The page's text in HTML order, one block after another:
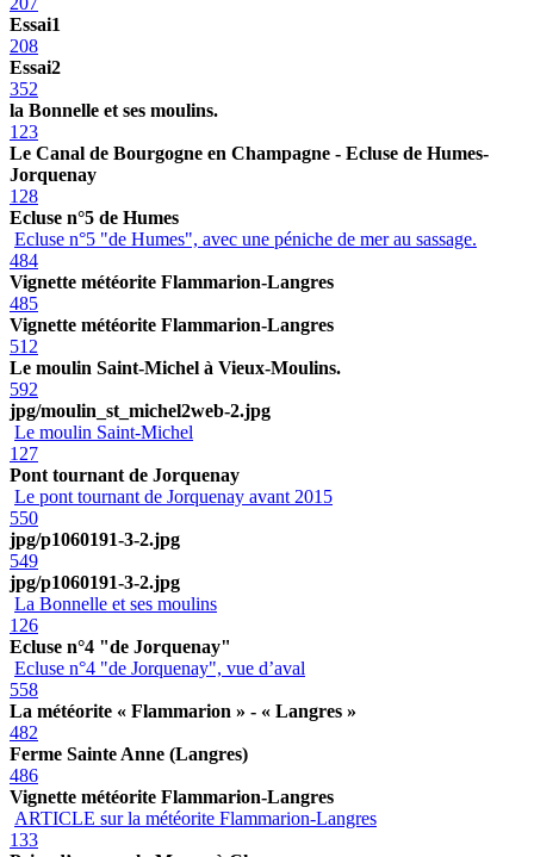
Essai1
208
Essai2
352
la Bonnelle et ses moulins.
123
Le Canal de Bourgogne en Champagne - Ecluse de Humes-
Jorquenay
128
Ecluse n°5 de Humes
Ecluse n°5 "de Humes", avec une péniche de mer au sassage.
484
Vignette météorite Flammarion-Langres
485
Vignette météorite Flammarion-Langres
512
Le moulin Saint-Michel à Vieux-Moulins.
592
jpg/moulin_st_michel2web-2.jpg
Le moulin Saint-Michel
127
Pont tournant de Jorquenay
Le pont tournant de Jorquenay avant 2015
550
jpg/p1060191-3-2.jpg
549
jpg/p1060191-3-2.jpg
La Bonnelle et ses moulins
126
Ecluse n°4 "de Jorquenay"
Ecluse n°4 "de Jorquenay", vue d’aval
558
La météorite « Flammarion » - « Langres »
482
Ferme Sainte Anne (Langres)
486
Vignette météorite Flammarion-Langres
ARTICLE sur la météorite Flammarion-Langres
133